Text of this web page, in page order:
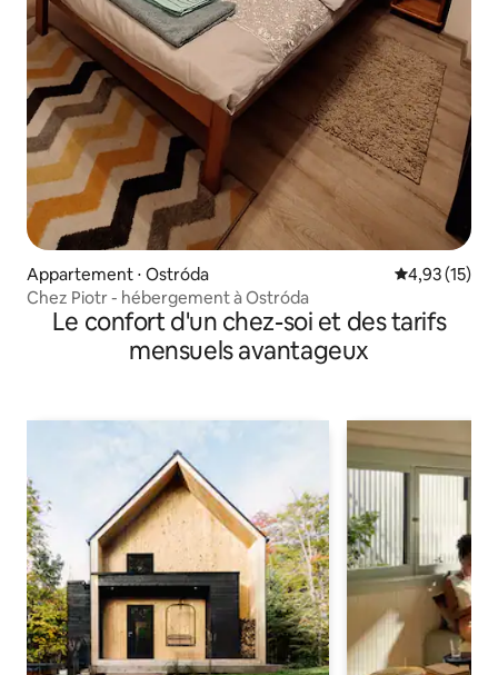
Appartement ⋅ Ostróda Évaluation
4,93 (15)
Chez Piotr - hébergement à Ostróda
Le confort d'un chez-soi et des tarifs
mensuels avantageux